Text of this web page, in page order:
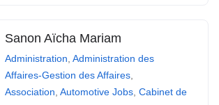
Sanon Aïcha Mariam
Administration, Administration des
Affaires-Gestion des Affaires,
Association, Automotive Jobs, Cabinet de